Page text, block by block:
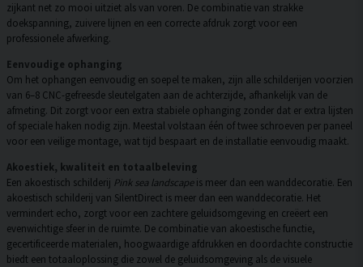
zijkant net zo mooi uitziet als van voren. De combinatie van strakke
doekspanning, zuivere lijnen en een correcte afdruk zorgt voor een
professionele afwerking.
Eenvoudige ophanging
Om het ophangen eenvoudig en soepel te maken, zijn alle schilderijen voorzien
van 6–8 CNC-gefreesde sleutelgaten aan de achterzijde, afhankelijk van de
afmeting. Dit zorgt voor een extra stabiele ophanging zonder dat er extra lijsten
of speciale haken nodig zijn. Meestal volstaan één of twee schroeven per paneel
voor een veilige montage, wat tijd bespaart en de installatie eenvoudig maakt.
Akoestiek, kwaliteit en totaalbeleving
Een akoestisch schilderij Pink sea landscapeis meer dan een wanddecoratie. Een
akoestisch schilderij van SilentDirect is meer dan een wanddecoratie. Het
vermindert echo, zorgt voor een zachtere geluidsomgeving en creëert een
evenwichtige sfeer in de ruimte. De combinatie van akoestische functie,
gecertificeerde materialen, hoogwaardige afdrukken en doordachte constructie
biedt een totaaloplossing die zowel de geluidsomgeving als de visuele